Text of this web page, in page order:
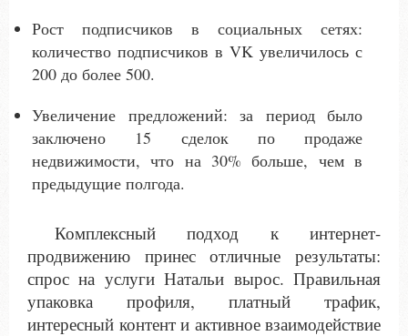
Рост подписчиков в социальных сетях:
количество подписчиков в VK увеличилось с
200 до более 500.
Увеличение предложений: за период было
заключено 15 сделок по продаже
недвижимости, что на 30% больше, чем в
предыдущие полгода.
Комплексный подход к интернет-
продвижению принес отличные результаты:
спрос на услуги Натальи вырос. Правильная
упаковка профиля, платный трафик,
интересный контент и активное взаимодействие